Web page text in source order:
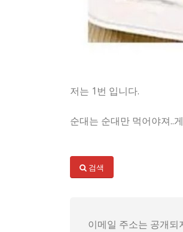
저는 1번 입니다.
순대는 순대만 먹어야져..
먼저 순대를 집중적으로
이런 주문은 포장 방식에
검색
이메일 주소는 공개되